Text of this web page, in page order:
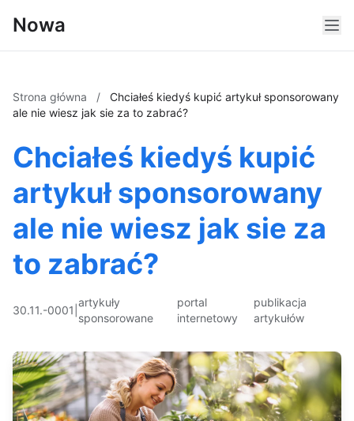
Nowa
Strona główna /
Chciałeś kiedyś kupić artykuł sponsorowany
ale nie wiesz jak sie za to zabrać?
Chciałeś kiedyś kupić
artykuł sponsorowany
ale nie wiesz jak sie za
to zabrać?
30.11.-0001
artykuły
sponsorowane
portal
internetowy
publikacja
artykułów